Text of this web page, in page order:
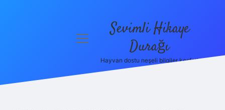
menüyü
Sevimli Hikaye
Durağı
Hayvan dostu neşeli bilgiler keşfet!